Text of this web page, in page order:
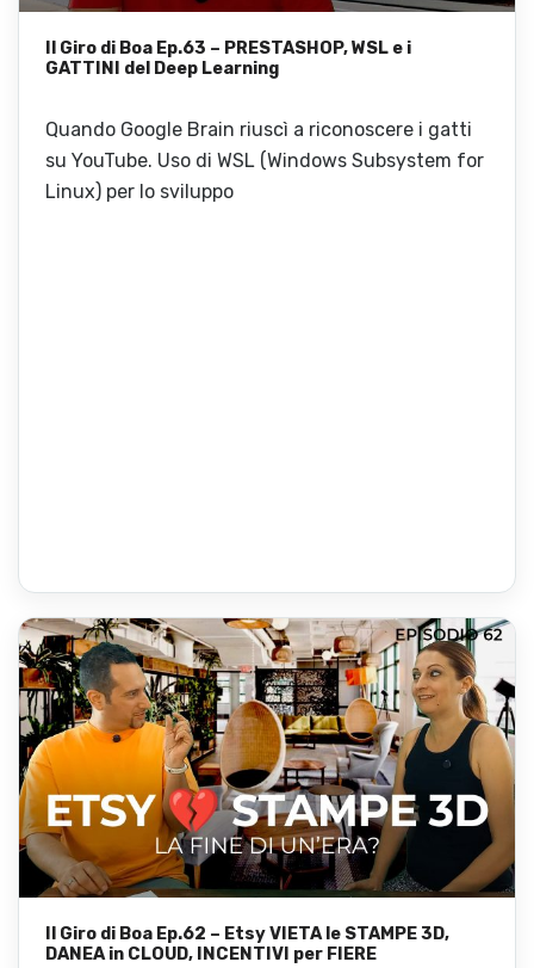
Il Giro di Boa Ep.63 – PRESTASHOP, WSL e i
GATTINI del Deep Learning
Quando Google Brain riuscì a riconoscere i gatti
su YouTube. Uso di WSL (Windows Subsystem for
Linux) per lo sviluppo
Il Giro di Boa Ep.62 – Etsy VIETA le STAMPE 3D,
DANEA in CLOUD, INCENTIVI per FIERE